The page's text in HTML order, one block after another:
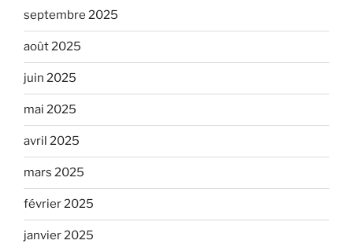
septembre 2025
août 2025
juin 2025
mai 2025
avril 2025
mars 2025
février 2025
janvier 2025